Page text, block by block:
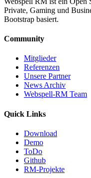
Private, Gaming und
Bootstrap basiert.
Community
Mitglieder
Referenzen
Unsere Partner
News Archiv
Webspell-RM Team
Quick Links
Download
Demo
ToDo
Github
RM-Projekte